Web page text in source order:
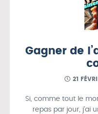
Gagner de
21
Si, comme tout le
repas par jour, j’ai